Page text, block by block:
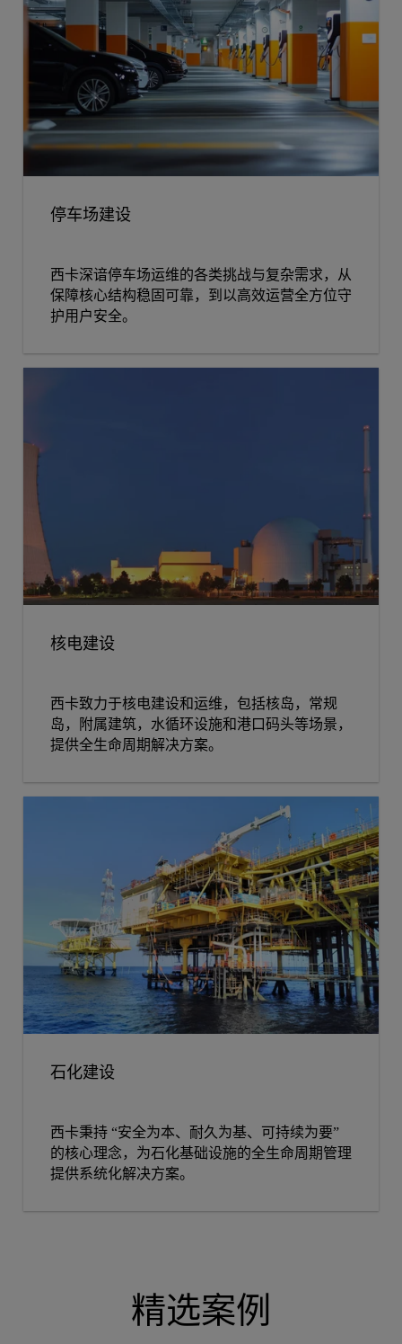
停车场建设
西卡深谙停车场运维的各类挑战与复杂需求，从
保障核心结构稳固可靠，到以高效运营全方位守
护用户安全。
核电建设
西卡致力于核电建设和运维，包括核岛，常规
岛，附属建筑，水循环设施和港口码头等场景，
提供全生命周期解决方案。
石化建设
西卡秉持 “安全为本、耐久为基、可持续为要”
的核心理念，为石化基础设施的全生命周期管理
提供系统化解决方案。
精选案例